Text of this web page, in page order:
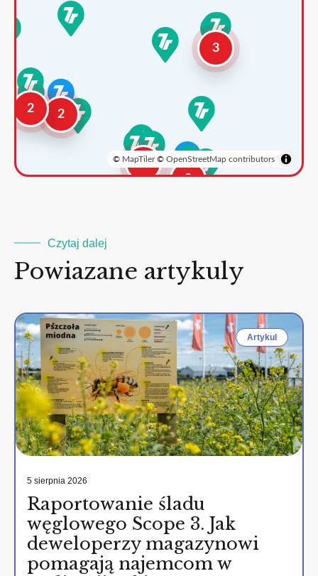
2
2
3
2
3
© MapTiler© OpenStreetMap contributors
Czytaj dalej
Powiazane artykuly
Artykul
5 sierpnia 2026
Raportowanie śladu
węglowego Scope 3. Jak
deweloperzy magazynowi
pomagają najemcom w